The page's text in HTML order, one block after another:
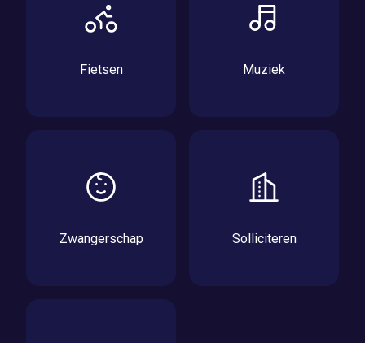
Fietsen Muziek
Zwangerschap Solliciteren